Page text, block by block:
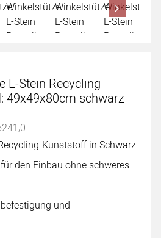
L-Stein Recycling
49x49x80cm schwarz
abgegeben
Kunststoff in Schwarz
den Einbau ohne schweres
und